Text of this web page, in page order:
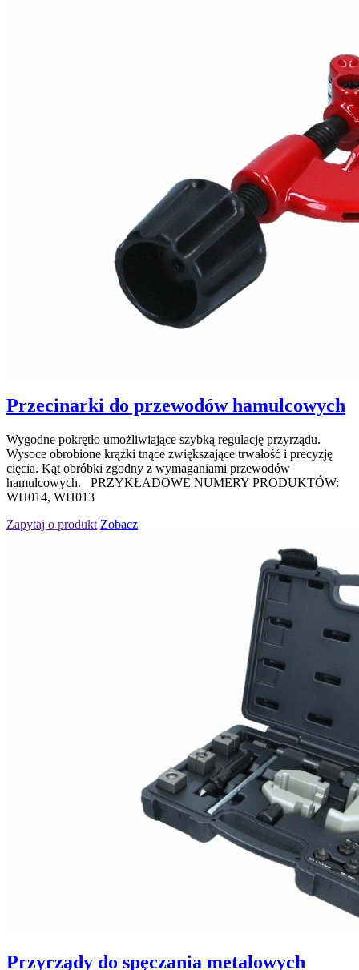
Przecinarki do przewodów hamulcowych
Wygodne pokrętło umożliwiające szybką regulację przyrządu.
Wysoce obrobione krążki tnące zwiększające trwałość i precyzję
cięcia. Kąt obróbki zgodny z wymaganiami przewodów
hamulcowych. PRZYKŁADOWE NUMERY PRODUKTÓW:
WH014, WH013
Zapytaj o produkt Zobacz
Przyrządy do spęczania metalowych